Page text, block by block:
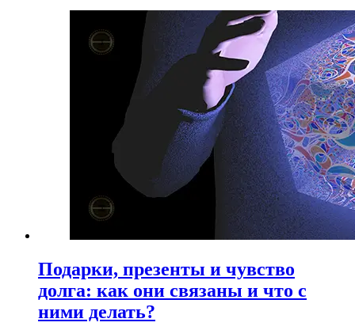
Подарки, презенты и чувство
долга: как они связаны и что с
ними делать?